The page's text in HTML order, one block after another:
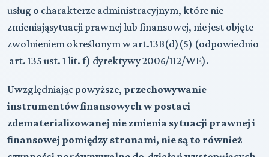
usług o charakterze administracyjnym, które nie
zmieniająsytuacji prawnej lub finansowej, nie jest objęte
zwolnieniem określonym w art.13B(d)(5) (odpowiednio
art. 135 ust. 1 lit. f) dyrektywy 2006/112/WE).
Uwzględniając powyższe, przechowywanie
instrumentów finansowych w postaci
zdematerializowanej nie zmienia sytuacji prawnej i
finansowej pomiędzy stronami, nie są to również